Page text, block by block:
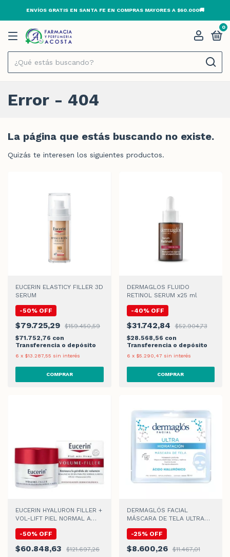
ENVÍOS GRATIS EN SANTA FE EN COMPRAS MAYORES A $60.000🚚
0
Error - 404
La página que estás buscando no existe.
Quizás te interesen los siguientes productos.
EUCERIN ELASTICY FILLER 3D
SERUM
-50% OFF
$79.725,29
$159.450,59
$71.752,76 con
Transferencia o depósito
6 x $13.287,55 sin interés
DERMAGLOS FLUIDO
RETINOL SERUM x25 ml
-40% OFF
$31.742,84
$52.904,73
$28.568,56 con
Transferencia o depósito
6 x $5.290,47 sin interés
EUCERIN HYALURON FILLER +
VOL-LIFT PIEL NORMAL A
-50% OFF
$60.848,63
$121.697,26
DERMAGLÓS FACIAL
MÁSCARA DE TELA ULTRA
-25% OFF
$8.600,26
$11.467,01